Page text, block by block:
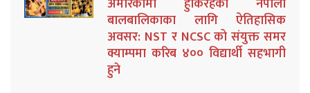
बालबालिकाका लागि ऐतिहासिक
अवसर: NST र NCSC को संयुक्त समर
क्याम्पमा करिब ४०० विद्यार्थी सहभागी
हुने